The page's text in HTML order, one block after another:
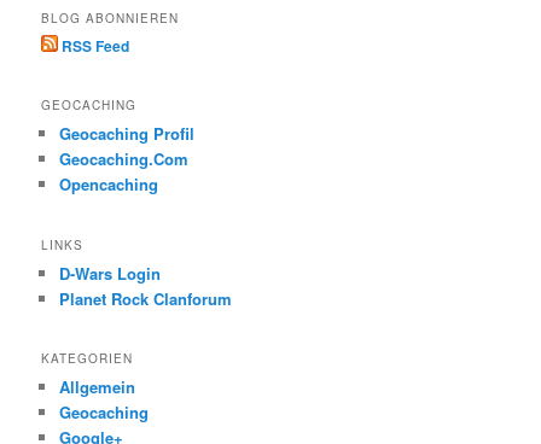
r
c
h
BLOG ABONNIEREN
RSS Feed
GEOCACHING
Geocaching Profil
Geocaching.Com
Opencaching
LINKS
D-Wars Login
Planet Rock Clanforum
KATEGORIEN
Allgemein
Geocaching
Google+